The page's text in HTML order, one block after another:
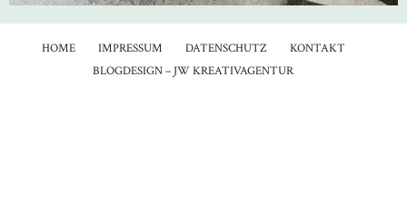
HOME IMPRESSUM DATENSCHUTZ
KONTAKT
BLOGDESIGN – JW KREATIVAGENTUR